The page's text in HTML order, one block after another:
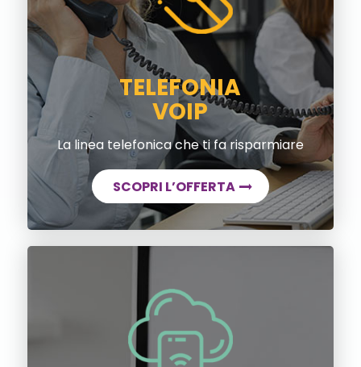
TELEFONIA
VOIP
La linea telefonica che ti fa risparmiare
SCOPRI L’OFFERTA